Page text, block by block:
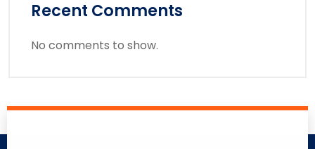
Recent Comments
No comments to show.